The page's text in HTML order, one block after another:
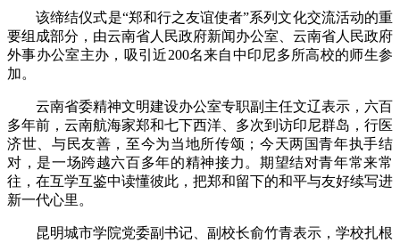
该缔结仪式是“郑和行之友谊使者”系列文化交流活动的重
要组成部分，由云南省人民政府新闻办公室、云南省人民政府
外事办公室主办，吸引近200名来自中印尼多所高校的师生参
加。
云南省委精神文明建设办公室专职副主任文辽表示，六百
多年前，云南航海家郑和七下西洋、多次到访印尼群岛，行医
济世、与民友善，至今为当地所传颂；今天两国青年执手结
对，是一场跨越六百多年的精神接力。期望结对青年常来常
往，在互学互鉴中读懂彼此，把郑和留下的和平与友好续写进
新一代心里。
昆明城市学院党委副书记、副校长俞竹青表示，学校扎根